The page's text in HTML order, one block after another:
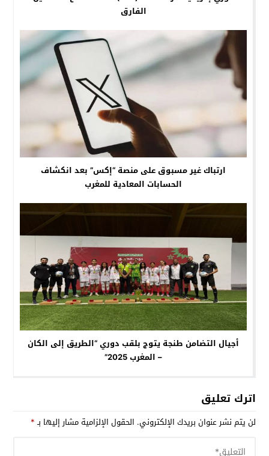
الفارق
ارتباك غير مسبوق على منصة “إكس” بعد انكشاف
الحسابات المعادية للمغرب
أجيال التضامن طنجة يتوج بلقب دوري “الطريق إلى الكان
– المغرب 2025”
اترك تعليق
لن يتم نشر عنوان بريدك الإلكتروني. الحقول الإلزامية مشار إليها بـ*